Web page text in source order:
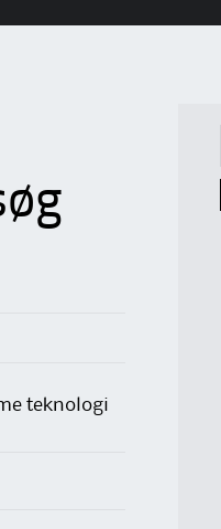
teknologi